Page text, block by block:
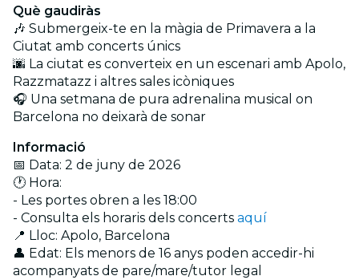
Què gaudiràs
🎶 Submergeix-te en la màgia de Primavera a la
Ciutat amb concerts únics
🌆 La ciutat es converteix en un escenari amb Apolo,
Razzmatazz i altres sales icòniques
🎧 Una setmana de pura adrenalina musical on
Barcelona no deixarà de sonar
Informació
📅 Data: 2 de juny de 2026
🕐 Hora:
- Les portes obren a les 18:00
- Consulta els horaris dels concerts aquí
📍 Lloc: Apolo, Barcelona
👤 Edat: Els menors de 16 anys poden accedir-hi
acompanyats de pare/mare/tutor legal